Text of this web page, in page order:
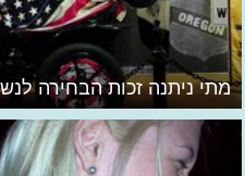
מתי ניתנה זכות הבחירה